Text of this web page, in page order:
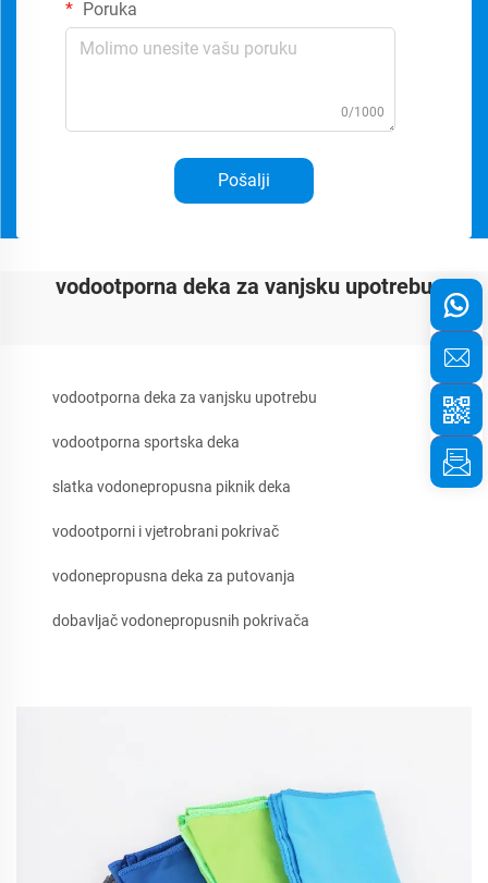
Poruka
0/1000
Pošalji
vodootporna deka za vanjsku upotrebu
vodootporna deka za vanjsku upotrebu
vodootporna sportska deka
slatka vodonepropusna piknik deka
vodootporni i vjetrobrani pokrivač
vodonepropusna deka za putovanja
dobavljač vodonepropusnih pokrivača